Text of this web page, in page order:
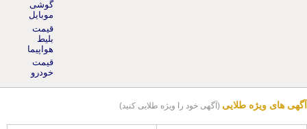
موبایل
قیمت
بلیط
هواپیما
قیمت
خودرو
آگهی های ویژه طلایی (آگهی خود را ویژه طلایی کنید)